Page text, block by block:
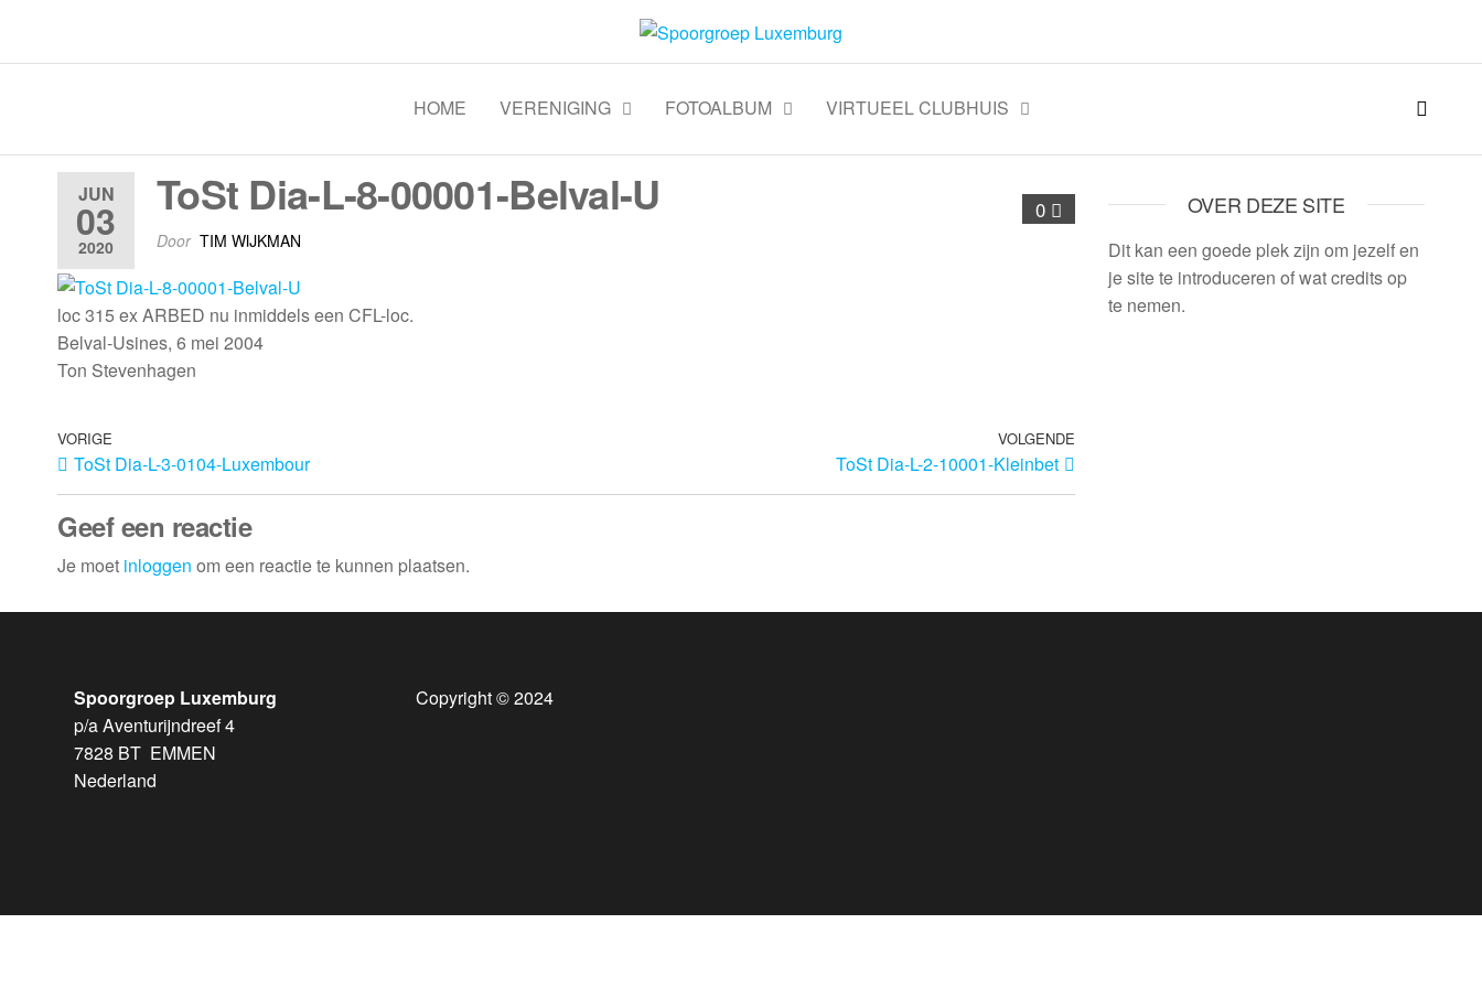
Spoorgroep Luxemburg
HOME VERENIGING FOTOALBUM VIRTUEEL CLUBHUIS
JUN
03
2020
0
ToSt Dia-L-8-00001-Belval-U
Door TIM WIJKMAN
loc 315 ex ARBED nu inmiddels een CFL-loc.
Belval-Usines, 6 mei 2004
Ton Stevenhagen
VORIGE
ToSt Dia-L-3-0104-Luxembour
VOLGENDE
ToSt Dia-L-2-10001-Kleinbet
Geef een reactie
Je moet inloggen om een reactie te kunnen plaatsen.
OVER DEZE SITE
Dit kan een goede plek zijn om jezelf en
je site te introduceren of wat credits op
te nemen.
Spoorgroep Luxemburg
p/a Aventurijndreef 4
7828 BT EMMEN
Nederland
Copyright © 2024